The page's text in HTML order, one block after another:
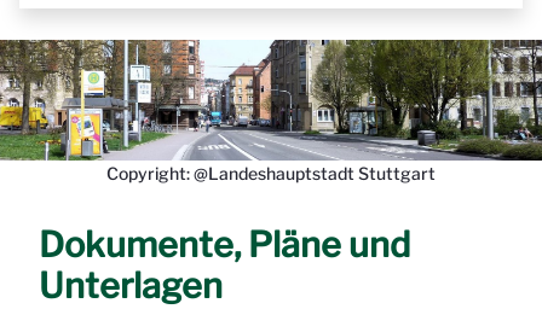
Copyright: @Landeshauptstadt Stuttgart
Dokumente, Pläne und
Unterlagen